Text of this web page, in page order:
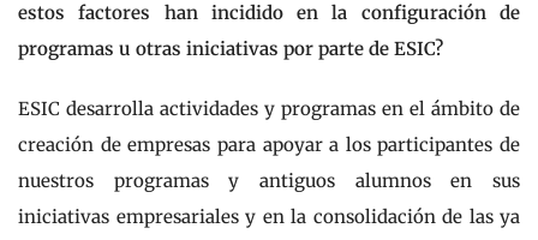
estos factores han incidido en la configuración de
programas u otras iniciativas por parte de ESIC?
ESIC desarrolla actividades y programas en el ámbito de
creación de empresas para apoyar a los participantes de
nuestros programas y antiguos alumnos en sus
iniciativas empresariales y en la consolidación de las ya